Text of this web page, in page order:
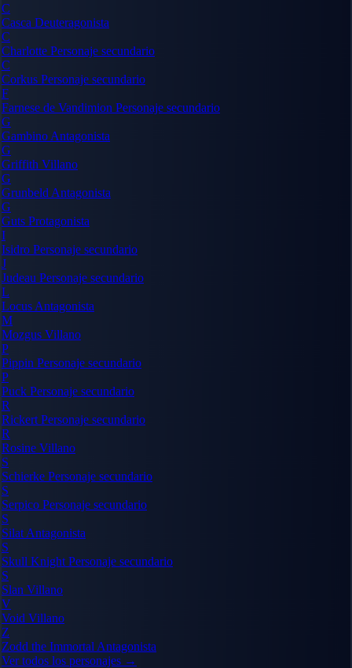
C
Casca Deuteragonista
C
Charlotte Personaje secundario
C
Corkus Personaje secundario
F
Farnese de Vandimion Personaje secundario
G
Gambino Antagonista
G
Griffith Villano
G
Grunbeld Antagonista
G
Guts Protagonista
I
Isidro Personaje secundario
J
Judeau Personaje secundario
L
Locus Antagonista
M
Mozgus Villano
P
Pippin Personaje secundario
P
Puck Personaje secundario
R
Rickert Personaje secundario
R
Rosine Villano
S
Schierke Personaje secundario
S
Serpico Personaje secundario
S
Silat Antagonista
S
Skull Knight Personaje secundario
S
Slan Villano
V
Void Villano
Z
Zodd the Immortal Antagonista
Ver todos los personajes →